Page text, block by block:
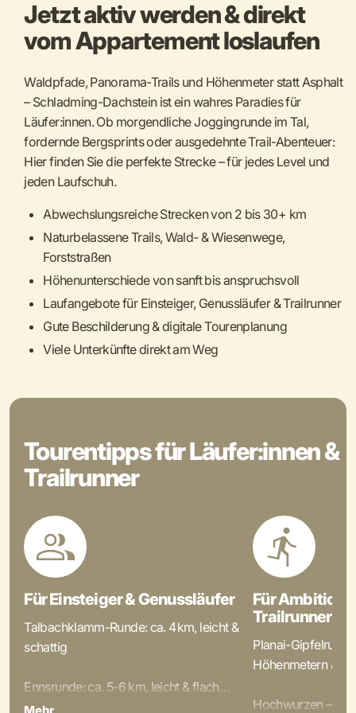
Jetzt aktiv werden & direkt
vom Appartement loslaufen
Waldpfade, Panorama-Trails und Höhenmeter statt Asphalt
– Schladming-Dachstein ist ein wahres Paradies für
Läufer:innen. Ob morgendliche Joggingrunde im Tal,
fordernde Bergsprints oder ausgedehnte Trail-Abenteuer:
Hier finden Sie die perfekte Strecke – für jedes Level und
jeden Laufschuh.
Abwechslungsreiche Strecken von 2 bis 30+ km
Naturbelassene Trails, Wald- & Wiesenwege,
Forststraßen
Höhenunterschiede von sanft bis anspruchsvoll
Laufangebote für Einsteiger, Genussläufer & Trailrunner
Gute Beschilderung & digitale Tourenplanung
Viele Unterkünfte direkt am Weg
Tourentipps für Läufer:innen &
Trailrunner
Für Einsteiger & Genussläufer
Talbachklamm-Runde: ca. 4 km, leicht &
schattig
Ennsrunde: ca. 5-6 km, leicht & flach
Für
Trailrunner
Planai-
Höhenmetern &
Hochwurzen –